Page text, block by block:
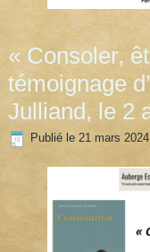
« Consoler,
témoignage
Julliand, le 2
Publié le 21 mars 2024